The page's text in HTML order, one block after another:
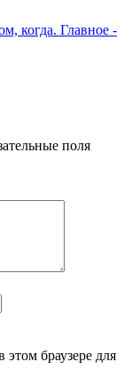
когда. Главное -
поля
браузере для